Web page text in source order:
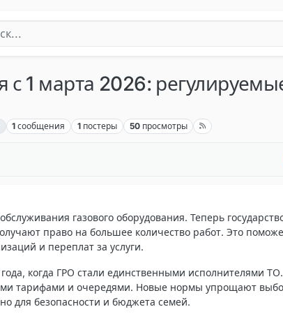
с 1 марта 2026:
1 сообщения 1 постеры 50 просмотры
газового оборудования. Теперь
право на большее количество работ. Это
и переплат за услуги.
когда ГРО стали единственными исполнителями ТО.
тарифами и очередями. Новые нормы упрощают
для безопасности и бюджета семей.